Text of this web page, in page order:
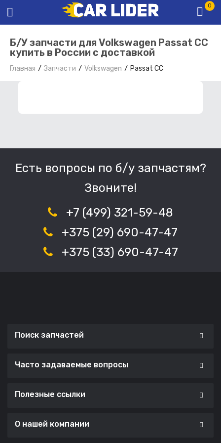
0
Б/У запчасти для Volkswagen Passat CC
купить в России с доставкой
Главная Запчасти Volkswagen Passat CC
Есть вопросы по б/у запчастям?
Звоните!
+7 (499) 321-59-48
+375 (29) 690-47-47
+375 (33) 690-47-47
Поиск запчастей
Часто задаваемые вопросы
Полезные ссылки
О нашей компании